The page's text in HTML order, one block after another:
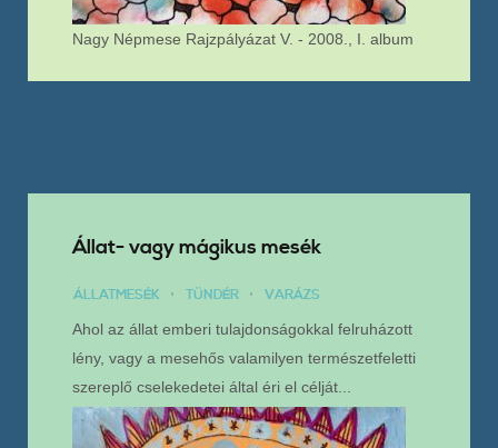
Nagy Népmese Rajzpályázat V. - 2008., I. album
Állat- vagy mágikus mesék
ÁLLATMESÉK TÜNDÉR VARÁZS
Ahol az állat emberi tulajdonságokkal felruházott
lény, vagy a mesehős valamilyen természetfeletti
szereplő cselekedetei által éri el célját...